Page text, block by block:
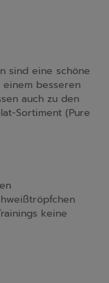
sind eine schöne
einem besseren
auch zu den
Sortiment (Pure
keine